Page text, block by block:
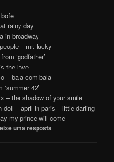
rainy day
in broadway
– mr. lucky
‘godfather’
the love
– bala com bala
‘summer 42’
– the shadow of your smile
– april in paris – little darling
my prince will come
uma resposta